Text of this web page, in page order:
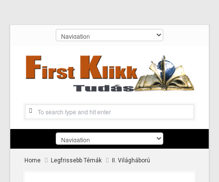
Home Legfrissebb Témák II. Világháború